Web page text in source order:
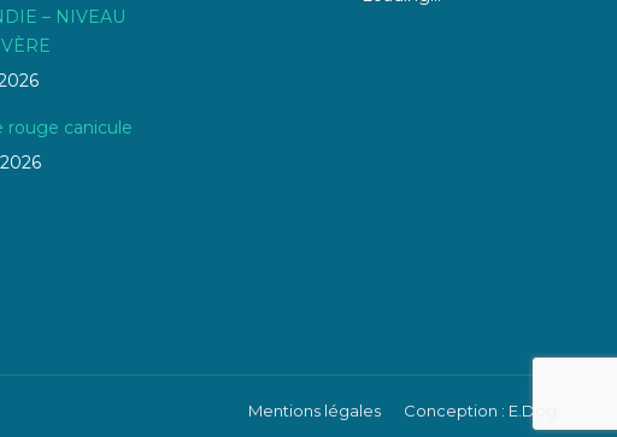
– NIVEAU
rouge canicule
Mentions légales Conception : E.Dog